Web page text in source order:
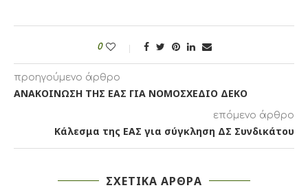
0
προηγούμενο άρθρο
ΑΝΑΚΟΙΝΩΣΗ ΤΗΣ ΕΑΣ ΓΙΑ ΝΟΜΟΣΧΕΔΙΟ ΔΕΚΟ
επόμενο άρθρο
Κάλεσμα της ΕΑΣ για σύγκληση ΔΣ Συνδικάτου
ΣΧΕΤΙΚΑ ΑΡΘΡΑ